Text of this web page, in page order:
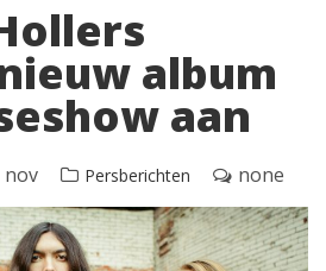
album
aan
nov Persberichten none